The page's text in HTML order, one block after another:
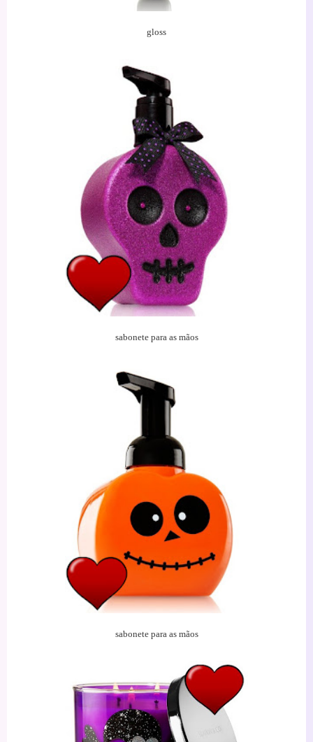
gloss
sabonete para as mãos
sabonete para as mãos